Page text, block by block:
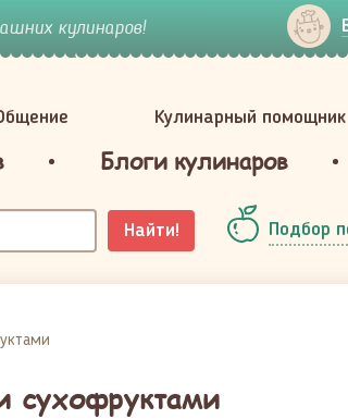
кулинаров!
Кулинарный помощник
Блоги кулинаров
Найти! Подбор
сухофруктами